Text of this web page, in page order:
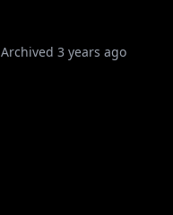
Archived 3 years ago